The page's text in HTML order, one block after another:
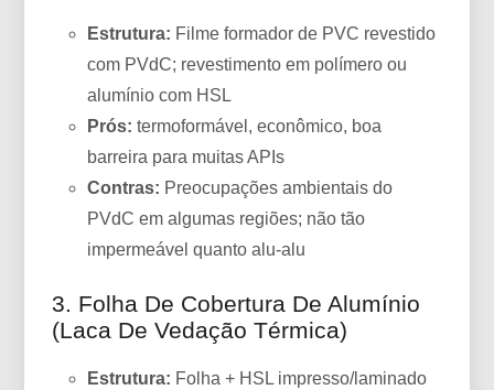
Estrutura: Filme formador de PVC revestido
com PVdC; revestimento em polímero ou
alumínio com HSL
Prós: termoformável, econômico, boa
barreira para muitas APIs
Contras: Preocupações ambientais do
PVdC em algumas regiões; não tão
impermeável quanto alu-alu
3. Folha De Cobertura De Alumínio
(laca De Vedação Térmica)
Estrutura: Folha + HSL impresso/laminado